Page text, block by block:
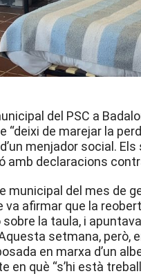
del PSC a
“deixi de marejar la
menjador social.
amb declaracions
municipal del mes de
va afirmar que la
la taula, i
setmana, però,
en marxa d’un
en què “s’hi està